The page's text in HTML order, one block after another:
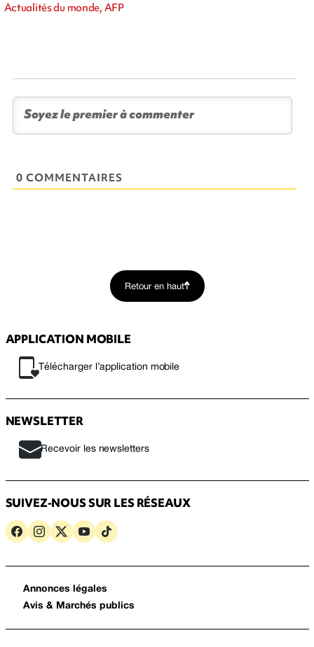
Actualités du monde, AFP
0 COMMENTAIRES
Retour en haut
APPLICATION MOBILE
Télécharger l’application mobile
NEWSLETTER
Recevoir les newsletters
SUIVEZ-NOUS SUR LES RÉSEAUX
Annonces légales
Avis & Marchés publics